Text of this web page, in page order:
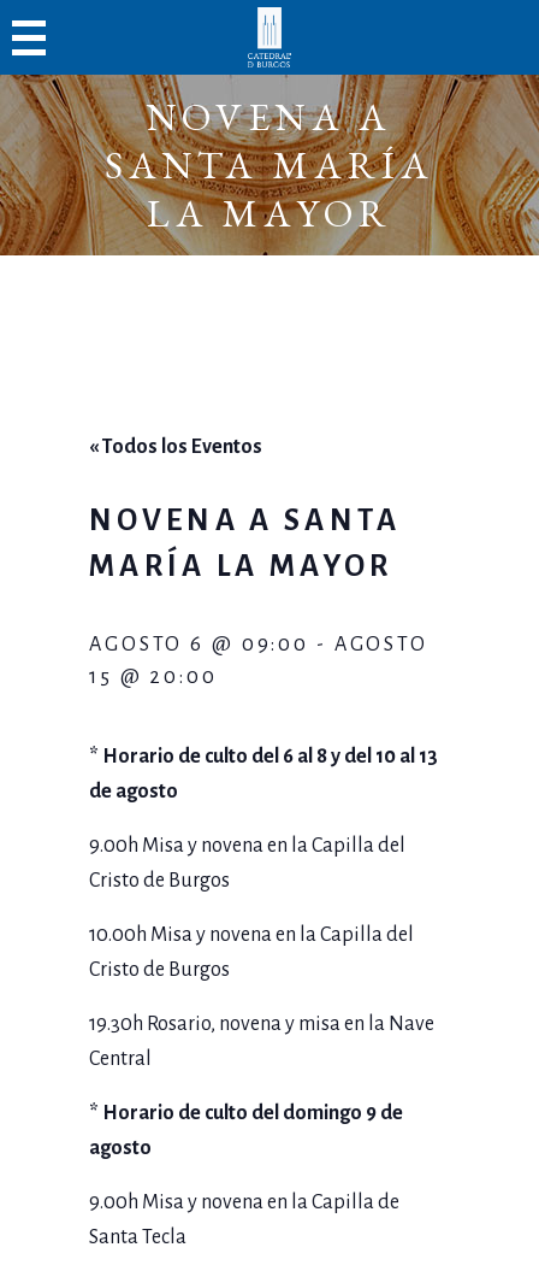
NOVENA A
SANTA MARÍA
LA MAYOR
« Todos los Eventos
NOVENA A SANTA
MARÍA LA MAYOR
AGOSTO 6 @ 09:00 - AGOSTO
15 @ 20:00
* Horario de culto del 6 al 8 y del 10 al 13
de agosto
9.00h Misa y novena en la Capilla del
Cristo de Burgos
10.00h Misa y novena en la Capilla del
Cristo de Burgos
19.30h Rosario, novena y misa en la Nave
Central
* Horario de culto del domingo 9 de
agosto
9.00h Misa y novena en la Capilla de
Santa Tecla